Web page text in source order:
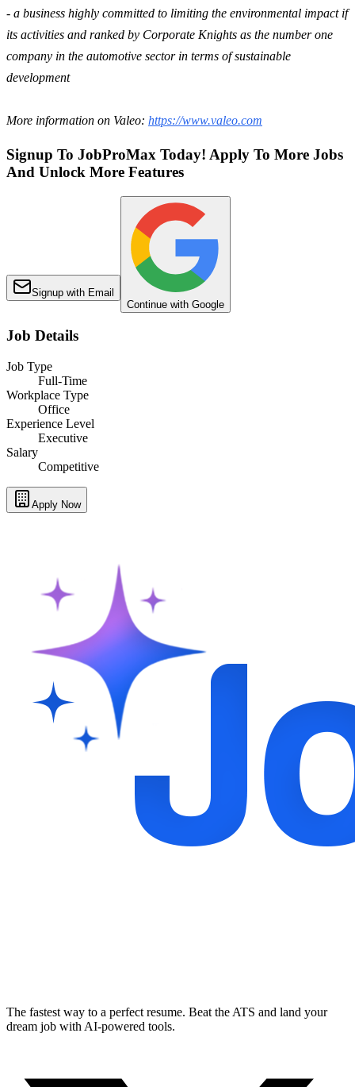
- a business highly committed to limiting the environmental impact if
its activities and ranked by Corporate Knights as the number one
company in the automotive sector in terms of sustainable
development
More information on Valeo: https://www.valeo.com
Signup To JobProMax Today! Apply To More Jobs
And Unlock More Features
Signup with Email
Continue with Google
Job Details
Job Type
Full-Time
Workplace Type
Office
Experience Level
Executive
Salary
Competitive
Apply Now
The fastest way to a perfect resume. Beat the ATS and land your
dream job with AI-powered tools.